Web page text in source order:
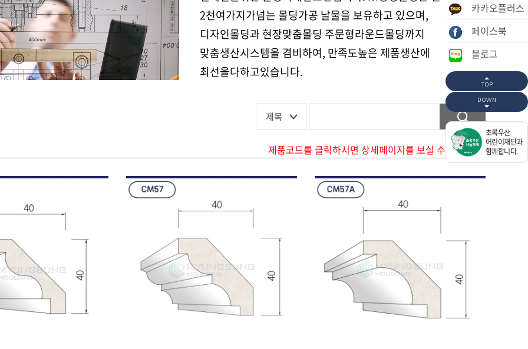
2천여가지가넘는 몰딩가공 날물을 보유하고 있으며,
디자인몰딩과 현장맞춤몰딩 주문형라운드몰딩까지
맞춤생산시스템을 겸비하여, 만족도높은 제품생산에
최선을다하고있습니다.
제품코드를 클릭하시면 상세페이지를 보실 수 있습니다.
카카오플러스
페이스북
블로그
TOP
DOWN
초록우산
어린이재단과
함께합니다.